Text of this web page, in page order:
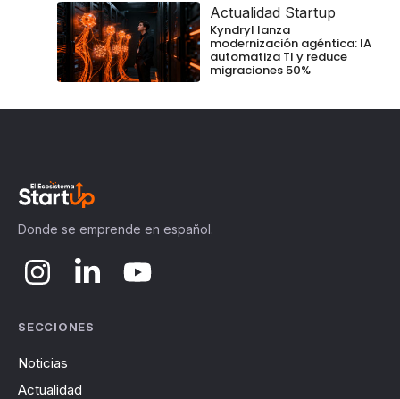
Actualidad Startup
Kyndryl lanza
modernización agéntica: IA
automatiza TI y reduce
migraciones 50%
Donde se emprende en español.
SECCIONES
Noticias
Actualidad